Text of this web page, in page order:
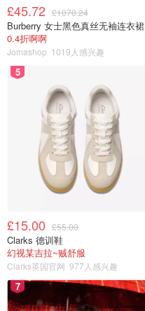
£45.72 £1070.24
Burberry 女士黑色真丝无袖连衣裙
0.4折啊啊
Jomashop 1019人感兴趣
5
£15.00 £55.00
Clarks 德训鞋
幻视某吉拉~贼舒服
Clarks英国官网 977人感兴趣
7